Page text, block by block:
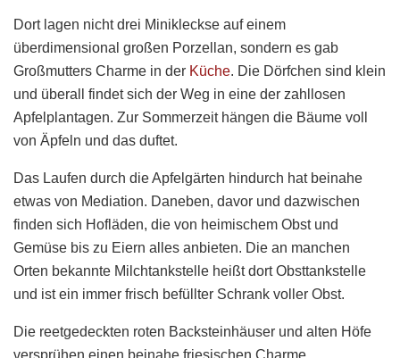
Dort lagen nicht drei Minikleckse auf einem
überdimensional großen Porzellan, sondern es gab
Großmutters Charme in der Küche. Die Dörfchen sind klein
und überall findet sich der Weg in eine der zahllosen
Apfelplantagen. Zur Sommerzeit hängen die Bäume voll
von Äpfeln und das duftet.
Das Laufen durch die Apfelgärten hindurch hat beinahe
etwas von Mediation. Daneben, davor und dazwischen
finden sich Hofläden, die von heimischem Obst und
Gemüse bis zu Eiern alles anbieten. Die an manchen
Orten bekannte Milchtankstelle heißt dort Obsttankstelle
und ist ein immer frisch befüllter Schrank voller Obst.
Die reetgedeckten roten Backsteinhäuser und alten Höfe